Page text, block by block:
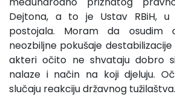
Dejtona, a to je Ustav RBiH, u
postojala. Moram da osudim
neozbiljne pokušaje
akteri očito ne shvataju dobro
nalaze i način na koji djeluju.
slučaju reakciju državnog tužilaštva.